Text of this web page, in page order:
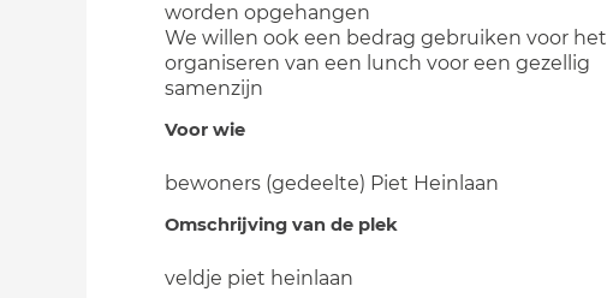
worden opgehangen
We willen ook een bedrag gebruiken voor het
organiseren van een lunch voor een gezellig
samenzijn
Voor wie
bewoners (gedeelte) Piet Heinlaan
Omschrijving van de plek
veldje piet heinlaan